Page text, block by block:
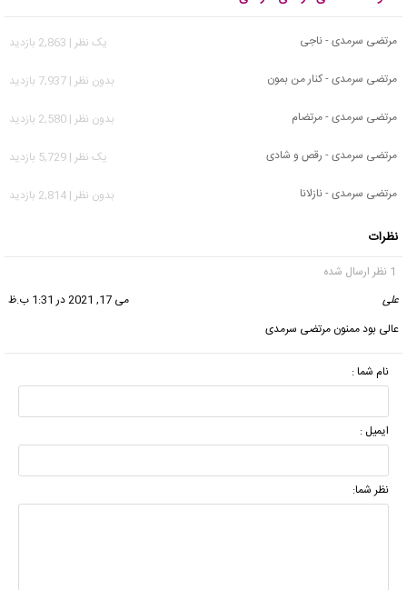
مرتضی سرمدی - ناجی
يک نظر | 2,863 بازدید
مرتضی سرمدی - کنار من بمون
بدون نظر | 7,937 بازدید
مرتضی سرمدی - مرتضام
بدون نظر | 2,580 بازدید
مرتضی سرمدی - رقص و شادی
يک نظر | 5,729 بازدید
مرتضی سرمدی - نازلانا
بدون نظر | 2,814 بازدید
نظرات
1 نظر ارسال شده
علی
می 17, 2021 در 1:31 ب.ظ
عالی بود ممنون مرتضی سرمدی
نام شما :
ایمیل :
نظر شما: